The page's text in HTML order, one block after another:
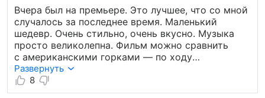
Вчера был на премьере. Это лучшее, что со мной
случалось за последнее время. Маленький
шедевр. Очень стильно, очень вкусно. Музыка
просто великолепна. Фильм можно сравнить
с американскими горками — по ходу
то плачешь, то смеёшься, то незаметно для себя,
делаешь и то, и другое одновременно. Всем
рекомендую!
Развернуть
8